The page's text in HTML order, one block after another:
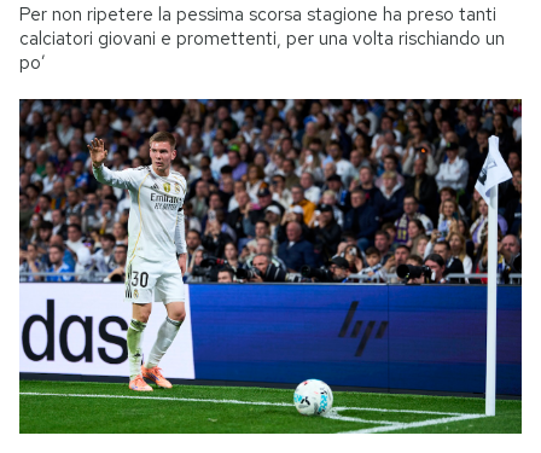
Per non ripetere la pessima scorsa stagione ha preso tanti
calciatori giovani e promettenti, per una volta rischiando un
po’